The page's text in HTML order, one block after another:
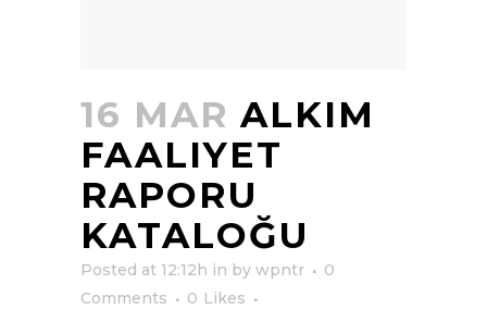
16 MAR ALKIM
FAALIYET
RAPORU
KATALOĞU
Posted at 12:12h in by wpntr
0
Comments
0 Likes